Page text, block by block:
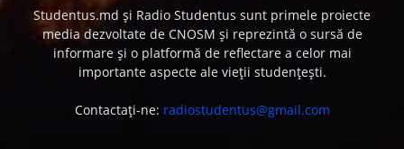
Studentus.md și Radio Studentus sunt primele proiecte
media dezvoltate de CNOSM și reprezintă o sursă de
informare și o platformă de reflectare a celor mai
importante aspecte ale vieții studențești.
Contactați-ne: radiostudentus@gmail.com